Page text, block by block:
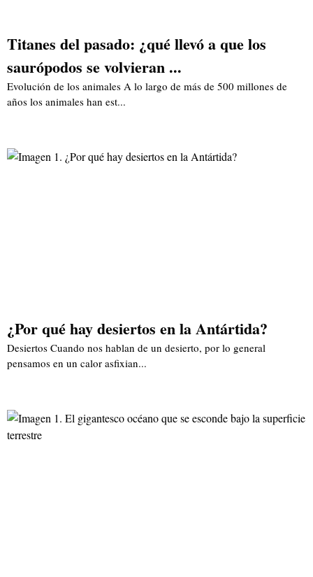
Titanes del pasado: ¿qué llevó a que los
saurópodos se volvieran ...
Evolución de los animales A lo largo de más de 500 millones de
años los animales han est...
¿Por qué hay desiertos en la Antártida?
Desiertos Cuando nos hablan de un desierto, por lo general
pensamos en un calor asfixian...